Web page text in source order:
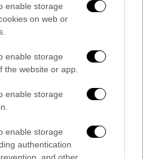
enable storage
on web or
enable storage
the website or app.
enable storage
enable storage
authentication
and other
μην την ζητήσουν
της ΕΕ η μικρομεσαία
έκλεισε από δικό
θέμα που που κατά
τις επιχειρήσεις
μια γενναία ρύθμιση
πανδημία», τόνισε